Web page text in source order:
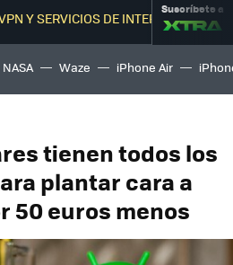
Y SERVICIOS DE INTERNETSuscríbete a
NASA Waze iPhone Air
tienen todos los
plantar cara a
50 euros menos